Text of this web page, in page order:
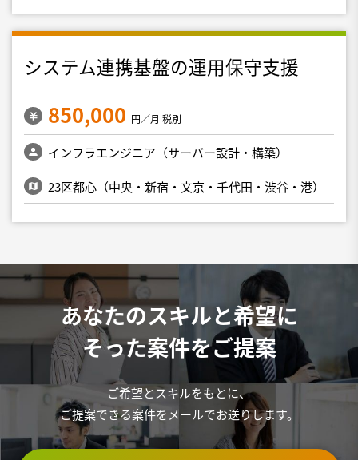
システム連携基盤の運用保守支援
850,000 円／月 税別
インフラエンジニア（サーバー設計・構築）
23区都心（中央・新宿・文京・千代田・渋谷・港）
あなたのスキルと希望に
そった案件をご提案
ご希望とスキルをもとに、
ご提案できる案件をメールでお送りします。